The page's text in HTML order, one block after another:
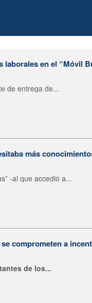
en el “Móvil
de entrega de...
más
-al que accedió a...
comprometen a
de los...